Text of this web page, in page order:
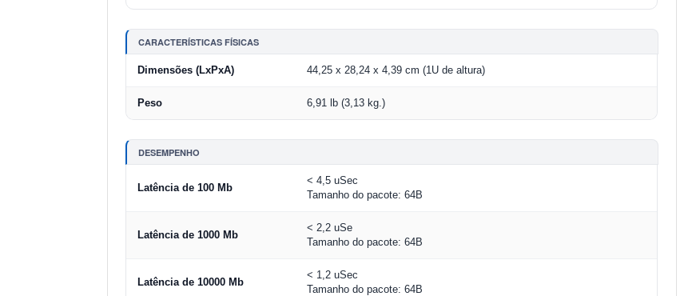
CARACTERÍSTICAS FÍSICAS
Dimensões (LxPxA) 44,25 x 28,24 x 4,39 cm (1U de altura)
Peso 6,91 lb (3,13 kg.)
DESEMPENHO
Latência de 100 Mb
< 4,5 uSec
Tamanho do pacote: 64B
Latência de 1000 Mb
< 2,2 uSe
Tamanho do pacote: 64B
Latência de 10000 Mb
< 1,2 uSec
Tamanho do pacote: 64B